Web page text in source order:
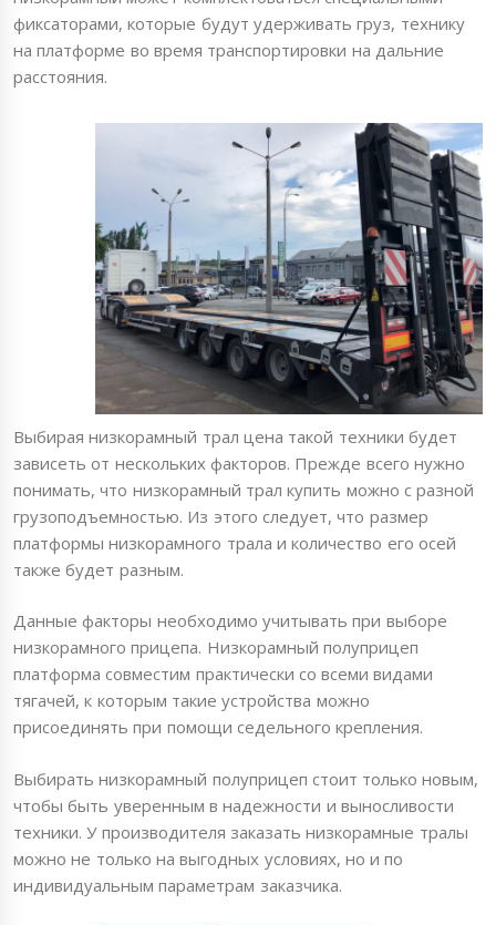
фиксаторами, которые будут удерживать груз, технику
на платформе во время транспортировки на дальние
расстояния.
Выбирая низкорамный трал цена такой техники будет
зависеть от нескольких факторов. Прежде всего нужно
понимать, что низкорамный трал купить можно с разной
грузоподъемностью. Из этого следует, что размер
платформы низкорамного трала и количество его осей
также будет разным.
Данные факторы необходимо учитывать при выборе
низкорамного прицепа. Низкорамный полуприцеп
платформа совместим практически со всеми видами
тягачей, к которым такие устройства можно
присоединять при помощи седельного крепления.
Выбирать низкорамный полуприцеп стоит только новым,
чтобы быть уверенным в надежности и выносливости
техники. У производителя заказать низкорамные тралы
можно не только на выгодных условиях, но и по
индивидуальным параметрам заказчика.